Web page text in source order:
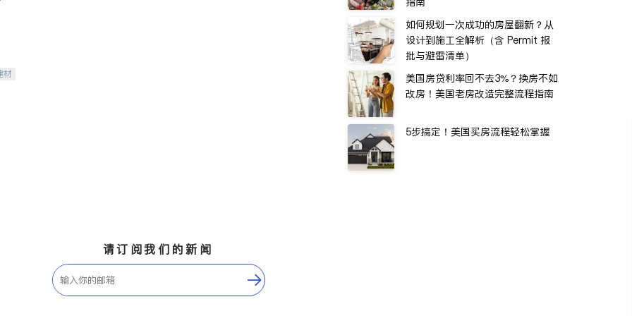
材
如何规划一次成功的房屋翻新？从
设计到施工全解析（含 Permit 报
批与避雷清单）
美国房贷利率回不去3%？换房不如
改房！美国老房改造完整流程指南
5步搞定！美国买房流程轻松掌握
请订阅我们的新闻